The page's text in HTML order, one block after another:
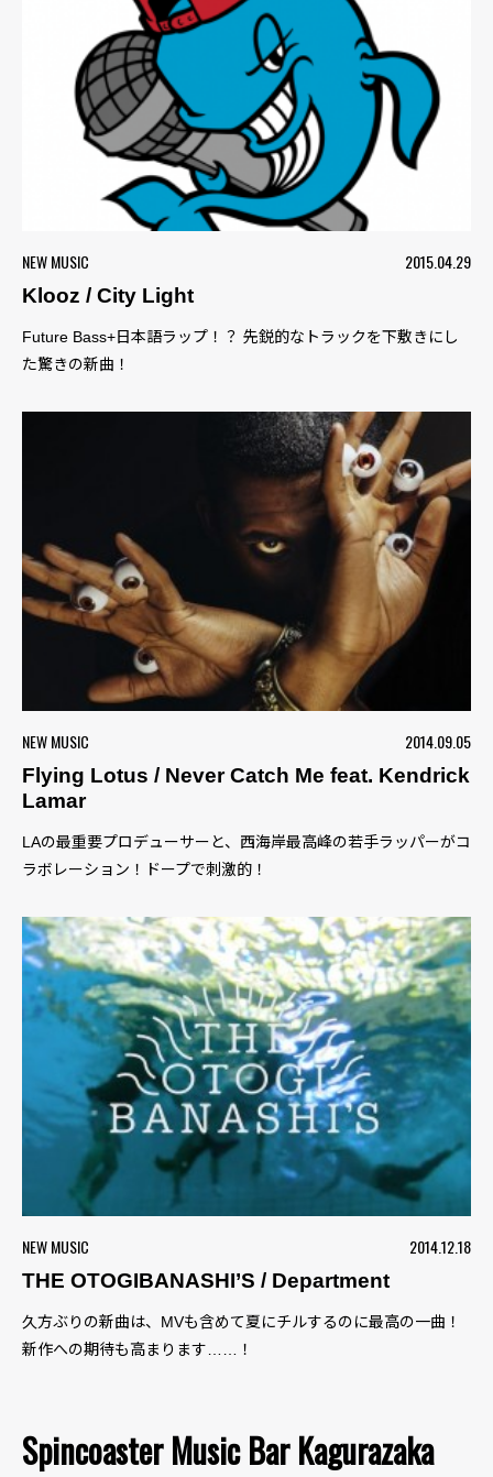
NEW MUSIC
2015.04.29
Klooz / City Light
Future Bass+日本語ラップ！？ 先鋭的なトラックを下敷きにし
た驚きの新曲！
NEW MUSIC
2014.09.05
Flying Lotus / Never Catch Me feat. Kendrick
Lamar
LAの最重要プロデューサーと、西海岸最高峰の若手ラッパーがコ
ラボレーション！ドープで刺激的！
NEW MUSIC
2014.12.18
THE OTOGIBANASHI’S / Department
久方ぶりの新曲は、MVも含めて夏にチルするのに最高の一曲！
新作への期待も高まります……！
Spincoaster Music Bar Kagurazaka